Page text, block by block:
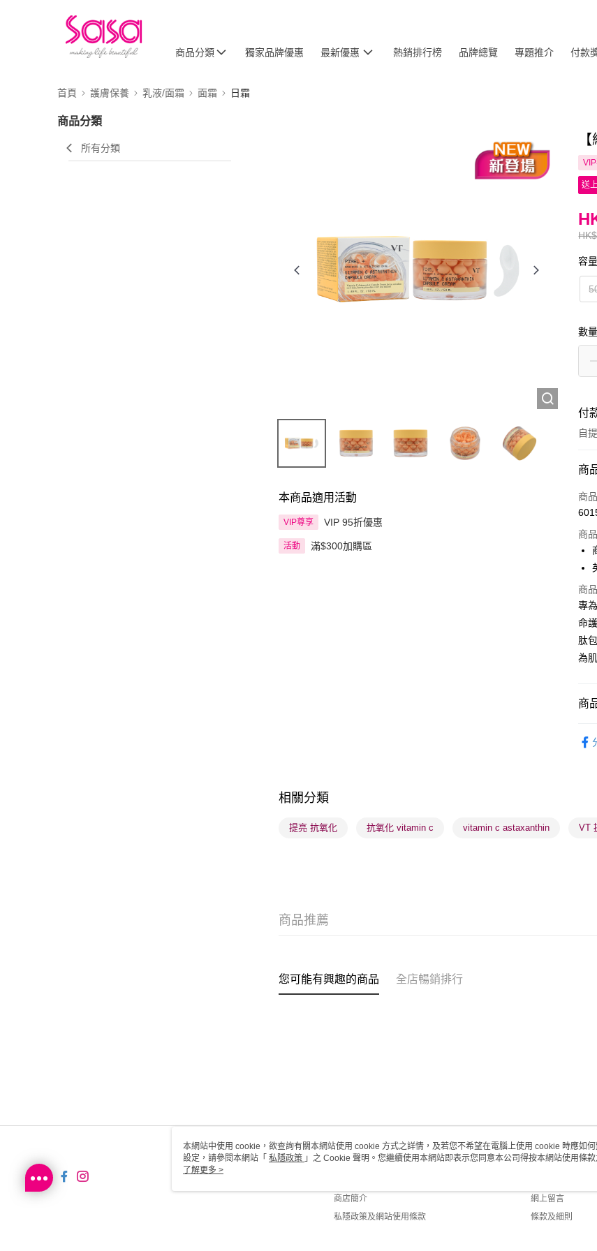
商品分類 獨家品牌優惠 最新優惠 熱銷排行榜 品牌總覽 專題推介 付款
首頁 護膚保養 乳液/面霜 面霜 日霜
商品分類
所有分類
本商品適用活動
VIP尊享 VIP 95折優惠
活動 滿$300加購區
送
容量
數量
付
自
付
信
順
每
商
商
商
商
專
命
肽
為
商
莎
相關分類
提亮 抗氧化 抗氧化 vitamin c vitamin c astaxanthin VT
商品推薦
您可能有興趣的商品 全店暢銷排行
關於我們
商店簡介
私隱政策及網站使用條款
客戶服務
網上留言
條款及細則
本網站中使用 cookie，欲查詢有關本網站使用 cookie 方式之詳情，及若您不希望在電腦上使用 cookie 時應如
設定，請參閱本網站「 私隱政策 」之 Cookie 聲明。您繼續使用本網站即表示您同意本公司得按本網站使用條
用 cookie。
了解更多 >